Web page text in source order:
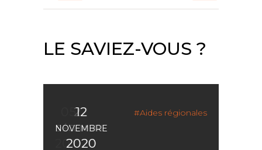
LE SAVIEZ-VOUS ?
05
MARS
2021
22
DÉCEMBRE
2020
12
NOVEMBRE
2020
Aides régionales